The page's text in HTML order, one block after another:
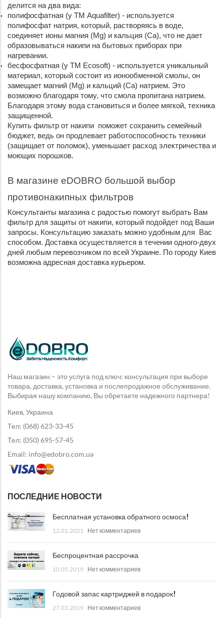
делится на два вида:
полифосфатная (у ТМ Aquafilter) - используется
полифосфат натрия, который, растворяясь в воде,
соединяет ионы магния (Mg) и кальция (Са), что не дает
образовываться накипи на бытовых приборах при
нагревании.
бесфосфатная (у ТМ Ecosoft) - используется уникальный
материал, который состоит из ионообменной смолы, он
замещает магний (Mg) и кальций (Са) натрием. Это
возможно благодаря тому, что смола пропитана натрием.
Благодаря этому вода становиться и более мягкой, техника
защищенной.
Купить фильтр от накипи  поможет сохранить семейный
бюджет, ведь он продлевает работоспособность техники
(защищает от поломок), уменьшает расход электричества и
моющих порошков.
В магазине eDOBRO большой выбор
противонакипных фильтров
Консультанты магазина с радостью помогут выбрать Вам
фильтр для защиты от накипи, который подойдет под Ваши
запросы. Консультацию заказать можно удобным для  Вас
способом. Доставка осуществляется в течении одного-двух
дней любым перевозчиком по всей Украине. По городу Киев
возможна адресная доставка курьером.
Наш магазин – это услуга под ключ: консультация при выборе
товара, доставка, установка и послепродажное обслуживание.
Выбирая нашу компанию, Вы обретаете надежного партнера!
Киев, Украина
Тел: (068) 623-33-45
Тел: (050) 695-57-45
Email: info@edobro.com.ua
ПОСЛЕДНИЕ НОВОСТИ
Бесплатная установка обратного осмоса!
12.01.2021 Нет комментариев
Беспроцентная рассрочка
10.05.2019 Нет комментариев
Годовой запас картриджей в подарок!
27.03.2019 Нет комментариев